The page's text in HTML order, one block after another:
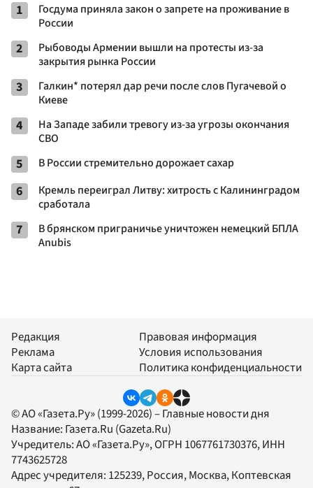
1
Госдума приняла закон о запрете на проживание в
России
2
Рыбоводы Армении вышли на протесты из-за
закрытия рынка России
3
Галкин* потерял дар речи после слов Пугачевой о
Киеве
4
На Западе забили тревогу из-за угрозы окончания
СВО
5 В России стремительно дорожает сахар
6
Кремль переиграл Литву: хитрость с Калининградом
сработала
7
В брянском приграничье уничтожен немецкий БПЛА
Anubis
Редакция
Реклама
Карта сайта
Правовая информация
Условия использования
Политика конфиденциальности
© АО «Газета.Ру» (1999-2026) – Главные новости дня
Название: Газета.Ru (Gazeta.Ru)
Учредитель:АО «Газета.Ру», ОГРН 1067761730376, ИНН
7743625728
Адрес учредителя: 125239, Россия, Москва, Коптевская